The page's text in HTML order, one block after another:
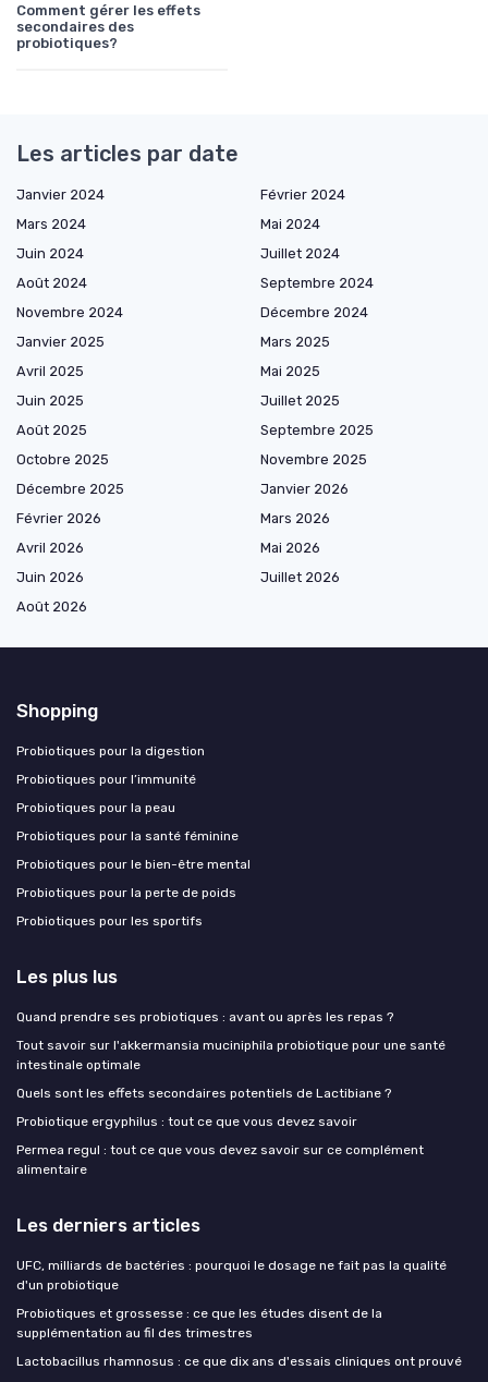
Comment gérer les effets
secondaires des
probiotiques?
Les articles par date
Janvier 2024
Février 2024
Mars 2024
Mai 2024
Juin 2024
Juillet 2024
Août 2024
Septembre 2024
Novembre 2024
Décembre 2024
Janvier 2025
Mars 2025
Avril 2025
Mai 2025
Juin 2025
Juillet 2025
Août 2025
Septembre 2025
Octobre 2025
Novembre 2025
Décembre 2025
Janvier 2026
Février 2026
Mars 2026
Avril 2026
Mai 2026
Juin 2026
Juillet 2026
Août 2026
Shopping
Probiotiques pour la digestion
Probiotiques pour l’immunité
Probiotiques pour la peau
Probiotiques pour la santé féminine
Probiotiques pour le bien-être mental
Probiotiques pour la perte de poids
Probiotiques pour les sportifs
Les plus lus
Quand prendre ses probiotiques : avant ou après les repas ?
Tout savoir sur l'akkermansia muciniphila probiotique pour une santé
intestinale optimale
Quels sont les effets secondaires potentiels de Lactibiane ?
Probiotique ergyphilus : tout ce que vous devez savoir
Permea regul : tout ce que vous devez savoir sur ce complément
alimentaire
Les derniers articles
UFC, milliards de bactéries : pourquoi le dosage ne fait pas la qualité
d'un probiotique
Probiotiques et grossesse : ce que les études disent de la
supplémentation au fil des trimestres
Lactobacillus rhamnosus : ce que dix ans d'essais cliniques ont prouvé